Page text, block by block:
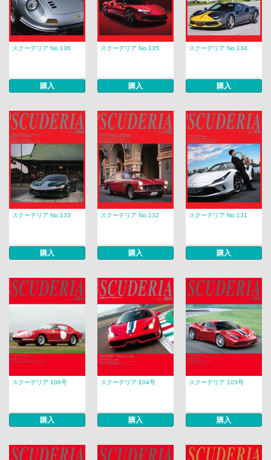
スクーデリア No.136
購入
スクーデリア No.135
購入
スクーデリア No.134
購入
スクーデリア No.133
購入
スクーデリア No.132
購入
スクーデリア No.131
購入
スクーデリア 106号
購入
スクーデリア 104号
購入
スクーデリア 103号
購入